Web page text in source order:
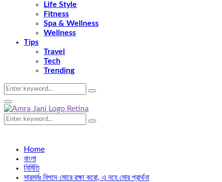
Life Style
Fitness
Spa & Wellness
Wellness
Tips
Travel
Tech
Trending
Search
for:
Search
Primary
Menu
Search
for:
Search
Home
বাংলা
নির্মিতি
সারমর্মঃ বিপদে মোরে রক্ষা করো, এ নহে মোর প্রার্থনা